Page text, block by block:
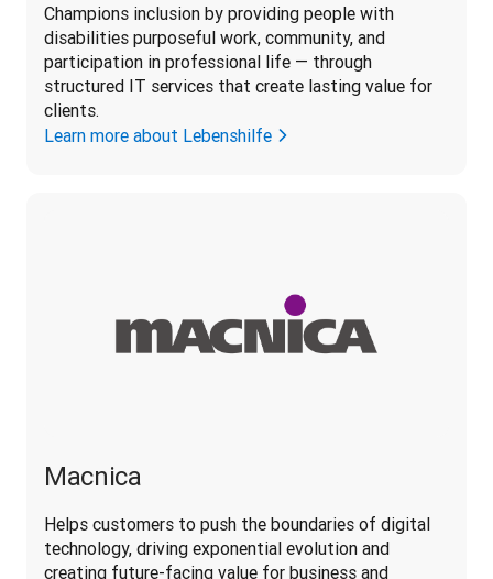
Champions inclusion by providing people with
disabilities purposeful work, community, and
participation in professional life — through
structured IT services that create lasting value for
clients.
Learn more about Lebenshilfe
Macnica
Helps customers to push the boundaries of digital
technology, driving exponential evolution and
creating future-facing value for business and